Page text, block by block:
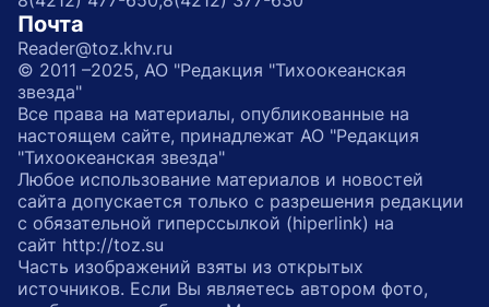
Почта
Reader@toz.khv.ru
© 2011 –2025, АО "Редакция "Тихоокеанская
звезда"
Все права на материалы, опубликованные на
настоящем сайте, принадлежат АО "Редакция
"Тихоокеанская звезда"
Любое использование материалов и новостей
сайта допускается только с разрешения редакции
с обязательной гиперссылкой (hiperlink) на
сайт http://toz.su
Часть изображений взяты из открытых
источников. Если Вы являетесь автором фото,